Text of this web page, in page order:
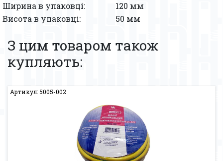
Ширина в упаковці:
120 мм
Висота в упаковці:
50 мм
З цим товаром також
купляють:
Артикул: 5005-002